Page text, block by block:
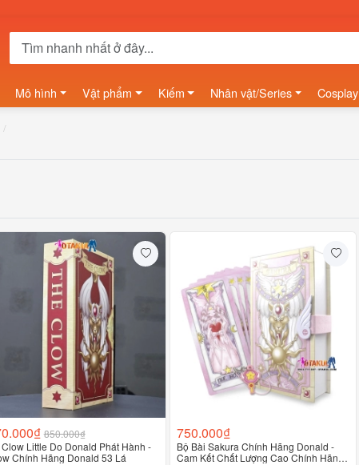
Mô hình Vật phẩm Kiếm Nhân vật/Series Cosplay
850.000₫
Clow Little Do Donald Phát Hành -
Chính Hãng Donald 53 Lá
750.000₫
Bộ Bài Sakura Chính Hãng Donald -
Cam Kết Chất Lượng Cao Chính Hãng